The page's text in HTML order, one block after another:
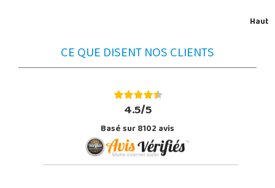
Haut
CE QUE DISENT NOS CLIENTS
4.5/5
Basé sur 8102 avis